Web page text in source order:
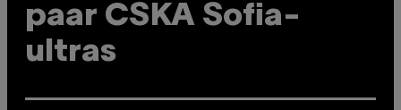
paar CSKA Sofia-
ultras